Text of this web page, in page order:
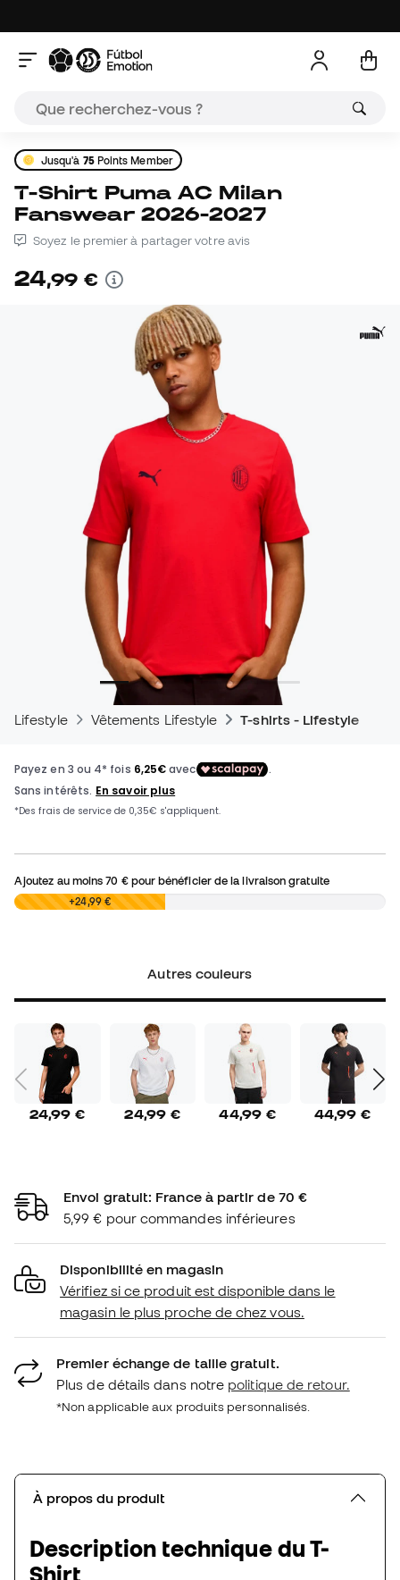
Jusqu'à 75Points Member
T-Shirt Puma AC Milan
Fanswear 2026-2027
Soyez le premier à partager votre avis
24,99 €
Lifestyle Vêtements Lifestyle T-shirts - Lifestyle
Ajoutez au moins70 €pour bénéficier de la livraison gratuite
0,00 € +24,99 €
Autres couleurs
24,99 € 24,99 € 44,99 € 44,99 €
Envoi gratuit: France à partir de 70 €
5,99 € pour commandes inférieures
Disponibilité en magasin
Vérifiez si ce produit est disponible dans le
magasin le plus proche de chez vous.
Premier échange de taille gratuit.
Plus de détails dans notre politique de retour.
*Non applicable aux produits personnalisés.
À propos du produit
Description technique du T-
Shirt